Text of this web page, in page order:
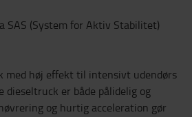
SAS (System for Aktiv Stabilitet)
med høj effekt til intensivt udendørs
dieseltruck er både pålidelig og
og hurtig acceleration gør